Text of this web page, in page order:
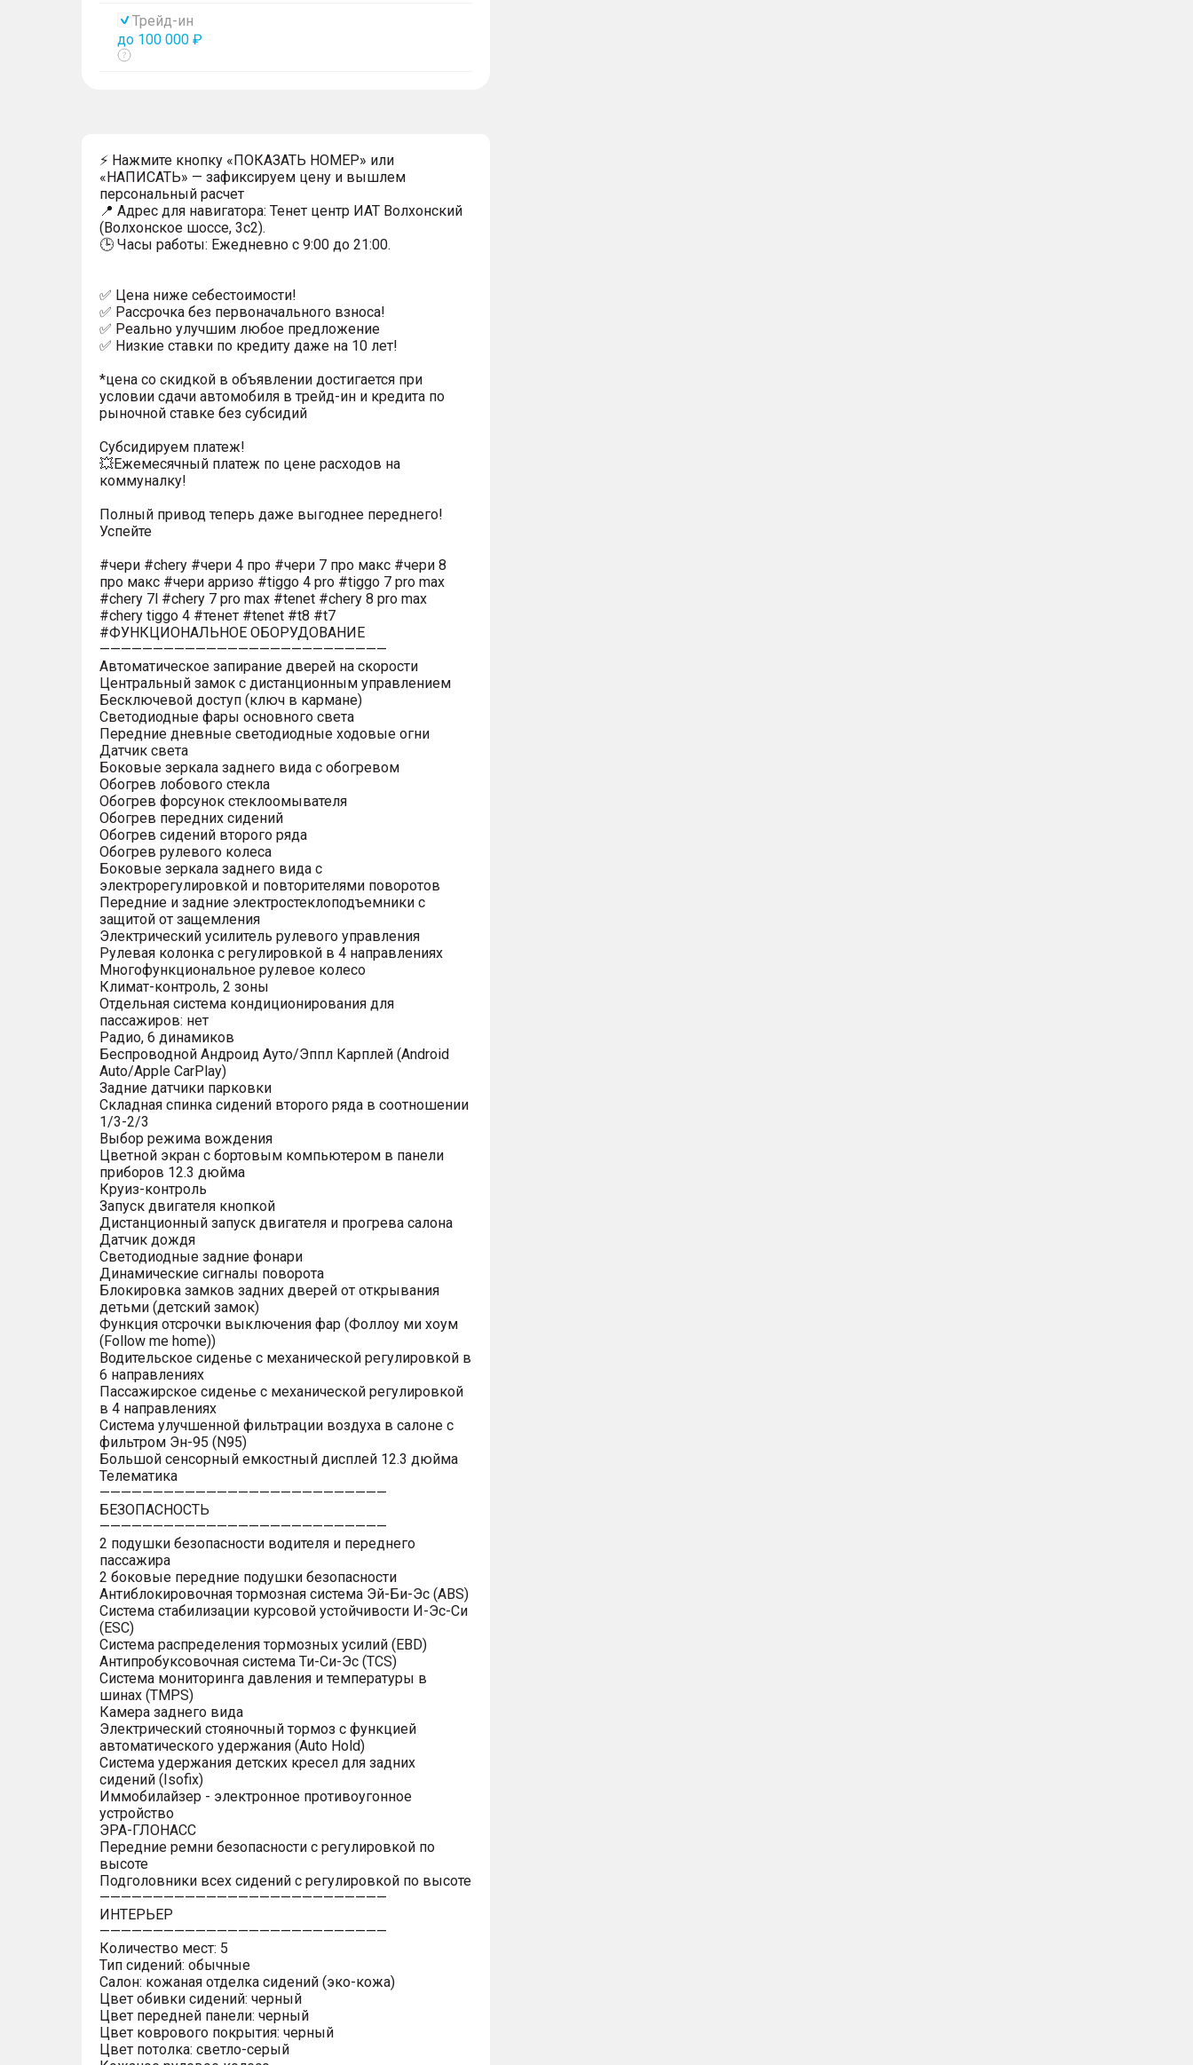
Трейд-ин
до 100 000 ₽
Показать
⚡ Нажмите кнопку «ПОКАЗАТЬ НОМЕР» или
«НАПИСАТЬ» — зафиксируем цену и вышлем
персональный расчет
📍 Адрес для навигатора: Тенет центр ИАТ Волхонский
(Волхонское шоссе, 3с2).
🕒 Часы работы: Ежедневно с 9:00 до 21:00.
✅ Цена ниже себестоимости!
✅ Рассрочка без первоначального взноса!
✅ Реально улучшим любое предложение
✅ Низкие ставки по кредиту даже на 10 лет!
*цена со скидкой в объявлении достигается при
условии сдачи автомобиля в трейд-ин и кредита по
рыночной ставке без субсидий
Субсидируем платеж!
💥Ежемесячный платеж по цене расходов на
коммуналку!
Полный привод теперь даже выгоднее переднего!
Успейте
#чери #chery #чери 4 про #чери 7 про макс #чери 8
про макс #чери арризо #tiggo 4 pro #tiggo 7 pro max
#chery 7l #chery 7 pro max #tenet #chery 8 pro max
#chery tiggo 4 #тенет #tenet #t8 #t7
#ФУНКЦИОНАЛЬНОЕ ОБОРУДОВАНИЕ
———————————————————————————
Автоматическое запирание дверей на скорости
Центральный замок с дистанционным управлением
Бесключевой доступ (ключ в кармане)
Светодиодные фары основного света
Передние дневные светодиодные ходовые огни
Датчик света
Боковые зеркала заднего вида с обогревом
Обогрев лобового стекла
Обогрев форсунок стеклоомывателя
Обогрев передних сидений
Обогрев сидений второго ряда
Обогрев рулевого колеса
Боковые зеркала заднего вида с
электрорегулировкой и повторителями поворотов
Передние и задние электростеклоподъемники с
защитой от защемления
Электрический усилитель рулевого управления
Рулевая колонка с регулировкой в 4 направлениях
Многофункциональное рулевое колесо
Климат-контроль, 2 зоны
Отдельная система кондиционирования для
пассажиров: нет
Радио, 6 динамиков
Беспроводной Андроид Ауто/Эппл Карплей (Android
Auto/Apple CarPlay)
Задние датчики парковки
Складная спинка сидений второго ряда в соотношении
1/3-2/3
Выбор режима вождения
Цветной экран с бортовым компьютером в панели
приборов 12.3 дюйма
Круиз-контроль
Запуск двигателя кнопкой
Дистанционный запуск двигателя и прогрева салона
Датчик дождя
Светодиодные задние фонари
Динамические сигналы поворота
Блокировка замков задних дверей от открывания
детьми (детский замок)
Функция отсрочки выключения фар (Фоллоу ми хоум
(Follow me home))
Водительское сиденье с механической регулировкой в
6 направлениях
Пассажирское сиденье с механической регулировкой
в 4 направлениях
Система улучшенной фильтрации воздуха в салоне с
фильтром Эн-95 (N95)
Большой сенсорный емкостный дисплей 12.3 дюйма
Телематика
———————————————————————————
БЕЗОПАСНОСТЬ
———————————————————————————
2 подушки безопасности водителя и переднего
пассажира
2 боковые передние подушки безопасности
Антиблокировочная тормозная система Эй-Би-Эс (ABS)
Система стабилизации курсовой устойчивости И-Эс-Си
(ESC)
Система распределения тормозных усилий (EBD)
Антипробуксовочная система Ти-Си-Эс (TCS)
Система мониторинга давления и температуры в
шинах (TMPS)
Камера заднего вида
Электрический стояночный тормоз с функцией
автоматического удержания (Auto Hold)
Система удержания детских кресел для задних
сидений (Isofix)
Иммобилайзер - электронное противоугонное
устройство
ЭРА-ГЛОНАСС
Передние ремни безопасности с регулировкой по
высоте
Подголовники всех сидений с регулировкой по высоте
———————————————————————————
ИНТЕРЬЕР
———————————————————————————
Количество мест: 5
Тип сидений: обычные
Салон: кожаная отделка сидений (эко-кожа)
Цвет обивки сидений: черный
Цвет передней панели: черный
Цвет коврового покрытия: черный
Цвет потолка: светло-серый